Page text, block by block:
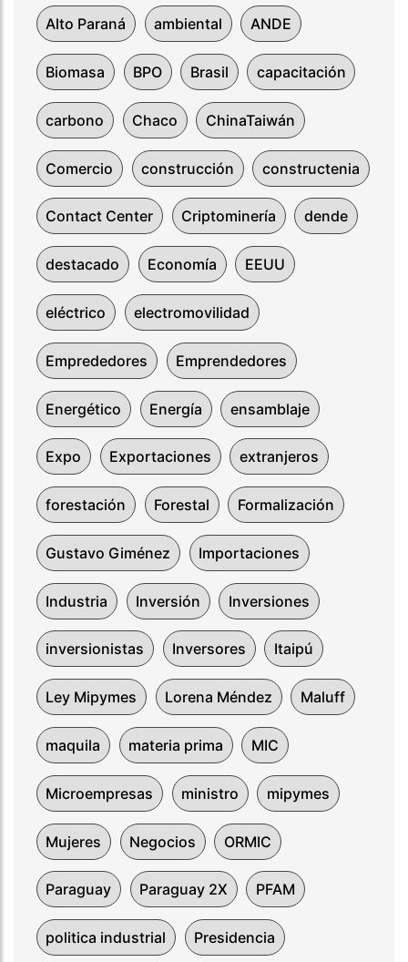
Alto Paraná ambiental ANDE
Biomasa BPO Brasil capacitación
carbono Chaco ChinaTaiwán
Comercio construcción constructenia
Contact Center Criptominería dende
destacado Economía EEUU
eléctrico electromovilidad
Emprededores Emprendedores
Energético Energía ensamblaje
Expo Exportaciones extranjeros
forestación Forestal Formalización
Gustavo Giménez Importaciones
Industria Inversión Inversiones
inversionistas Inversores Itaipú
Ley Mipymes Lorena Méndez Maluff
maquila materia prima MIC
Microempresas ministro mipymes
Mujeres Negocios ORMIC
Paraguay Paraguay 2X PFAM
politica industrial Presidencia